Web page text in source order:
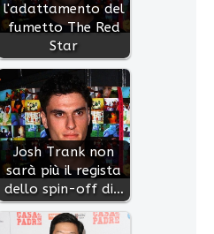
l'adattamento del
fumetto The Red
Star
Josh Trank non
sarà più il regista
dello spin-off di…